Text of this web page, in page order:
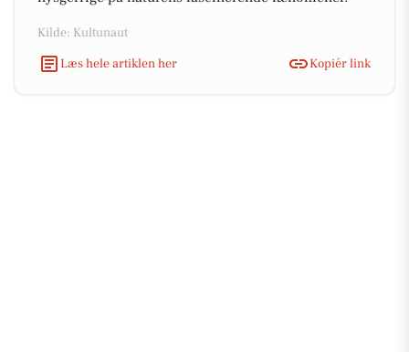
Kilde: Kultunaut
Læs hele artiklen her
Kopiér link